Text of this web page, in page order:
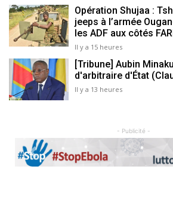
Opération Shujaa :
jeeps à l’armée
les ADF aux côtés
Il y a 15 heures
[Tribune] Aubin
d'arbitraire d'État
Il y a 13 heures
- Publicité -
Previous